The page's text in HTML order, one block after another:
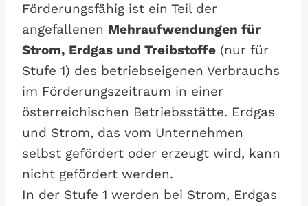
Förderungsfähig ist ein Teil der
angefallenen Mehraufwendungen für
Strom, Erdgas und Treibstoffe (nur für
Stufe 1) des betriebseigenen Verbrauchs
im Förderungszeitraum in einer
österreichischen Betriebsstätte. Erdgas
und Strom, das vom Unternehmen
selbst gefördert oder erzeugt wird, kann
nicht gefördert werden.
In der Stufe 1 werden bei Strom, Erdgas